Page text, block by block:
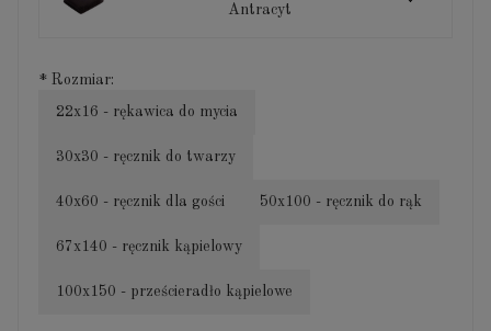
Antracyt
* Rozmiar:
22x16 - rękawica do mycia
30x30 - ręcznik do twarzy
40x60 - ręcznik dla gości 50x100 - ręcznik do rąk
67x140 - ręcznik kąpielowy
100x150 - prześcieradło kąpielowe